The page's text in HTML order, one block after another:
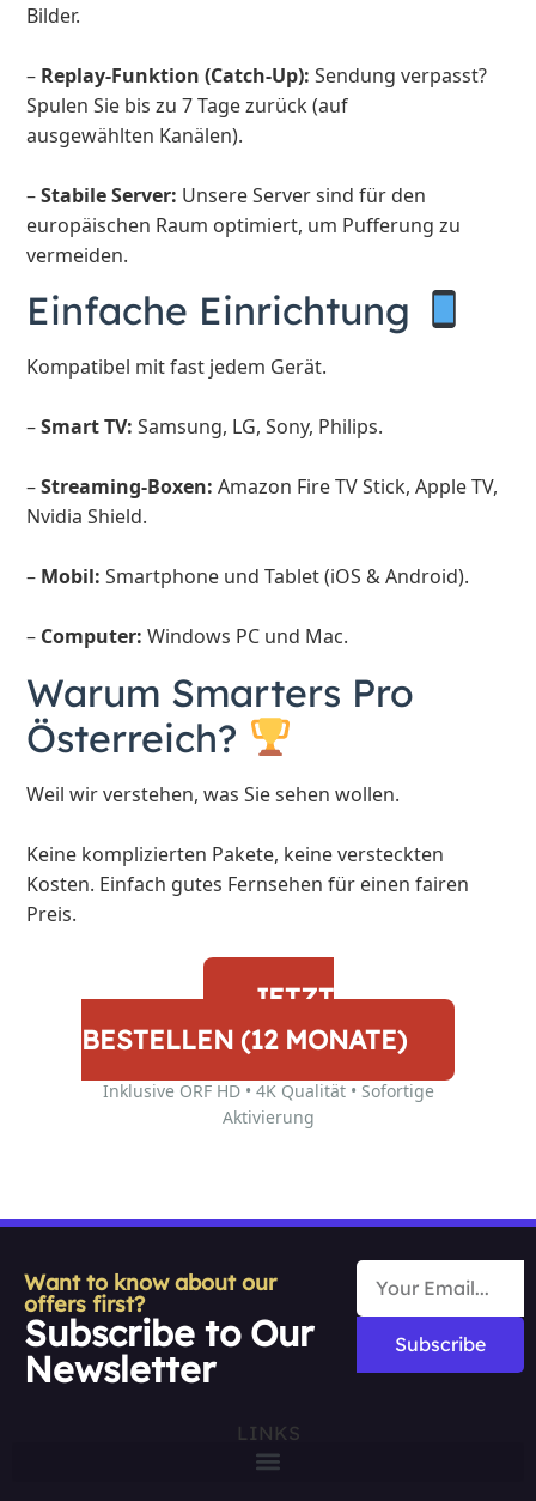
Bilder.
– Replay-Funktion (Catch-Up): Sendung verpasst?
Spulen Sie bis zu 7 Tage zurück (auf
ausgewählten Kanälen).
–Stabile Server: Unsere Server sind für den
europäischen Raum optimiert, um Pufferung zu
vermeiden.
Einfache Einrichtung
Kompatibel mit fast jedem Gerät.
–Smart TV: Samsung, LG, Sony, Philips.
–Streaming-Boxen: Amazon Fire TV Stick, Apple TV,
Nvidia Shield.
– Mobil: Smartphone und Tablet (iOS & Android).
– Computer: Windows PC und Mac.
Warum Smarters Pro
Österreich?
Weil wir verstehen, was Sie sehen wollen.
Keine komplizierten Pakete, keine versteckten
Kosten. Einfach gutes Fernsehen für einen fairen
Preis.
JETZT
BESTELLEN (12 MONATE)
Inklusive ORF HD • 4K Qualität • Sofortige
Aktivierung
Want to know about our
offers first?
Subscribe to Our
Newsletter
Subscribe
LINKS